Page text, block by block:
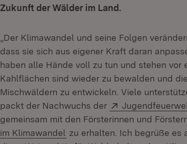
Zukunft der Wälder im Land.
„Der Klimawandel und seine Folgen
dass sie sich aus eigener Kraft daran
haben alle Hände voll zu tun und stehen vor
Kahlflächen sind wieder zu bewalden und
Mischwäldern zu entwickeln. Viele
packt der Nachwuchs der
Extern:
gemeinsam mit den Försterinnen und
im Klimawandel (Öffnet in neuem Fenster)
zu erhalten. Ich begrüße es